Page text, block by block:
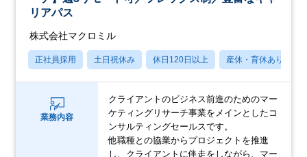
リアパス
株式会社マクロミル
正社員採用 土日祝休み 休日120日以上 産休・育休あり
業務内容
クライアントのビジネス前進のためのマー
ケティングリサーチ事業をメインとしたコ
ンサルティングセールスです。
他職種との協業からプロジェクトを推進
し、クライアントに伴走をしながら、マー